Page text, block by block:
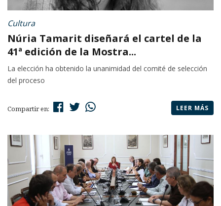
Cultura
Núria Tamarit diseñará el cartel de la
41ª edición de la Mostra...
La elección ha obtenido la unanimidad del comité de selección
del proceso
Compartir en: LEER MÁS